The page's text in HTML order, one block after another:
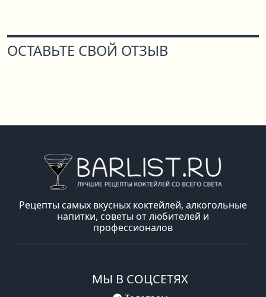
ОСТАВЬТЕ СВОЙ ОТЗЫВ
Рецепты самых вкусных коктейлей, алкогольные
напитки, советы от любителей и
профессионалов
МЫ В СОЦСЕТЯХ